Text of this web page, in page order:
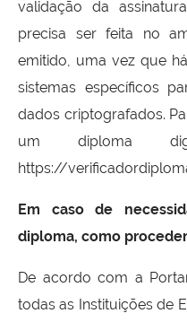
validação da
precisa ser feita no
emitido, uma vez que
sistemas específicos
dados criptografados.
um diploma
https://
Em caso de
diploma, como
De acordo com a
todas as Instituições de